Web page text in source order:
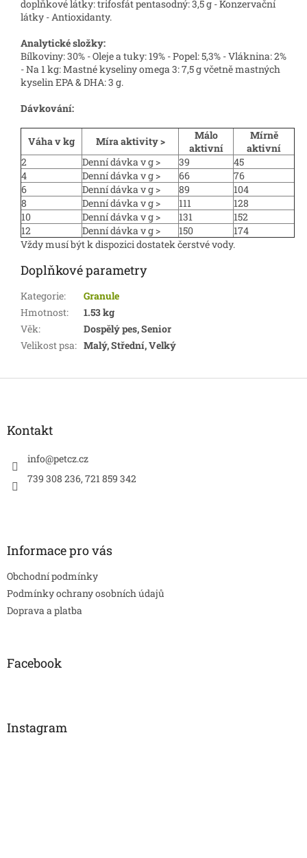
doplňkové látky: trifosfát pentasodný: 3,5 g - Konzervační
látky - Antioxidanty.
Analytické složky:
Bílkoviny: 30% - Oleje a tuky: 19% - Popel: 5,3% - Vláknina: 2%
- Na 1 kg: Mastné kyseliny omega 3: 7,5 g včetně mastných
kyselin EPA & DHA: 3 g.
Dávkování:
Váha v kg Míra aktivity >
Málo
aktivní
Mírně
aktivní
2
Denní dávka v g > 39
45
4
Denní dávka v g > 66
76
6
Denní dávka v g > 89
104
8
Denní dávka v g > 111
128
10
Denní dávka v g > 131
152
12
Denní dávka v g > 150
174
Vždy musí být k dispozici dostatek čerstvé vody.
Doplňkové parametry
Kategorie:
Granule
Hmotnost:
1.53 kg
Věk:
Dospělý pes, Senior
Velikost psa: Malý, Střední, Velký
Kontakt
info@petcz.cz
739 308 236, 721 859 342
Informace pro vás
Obchodní podmínky
Podmínky ochrany osobních údajů
Doprava a platba
Facebook
Instagram